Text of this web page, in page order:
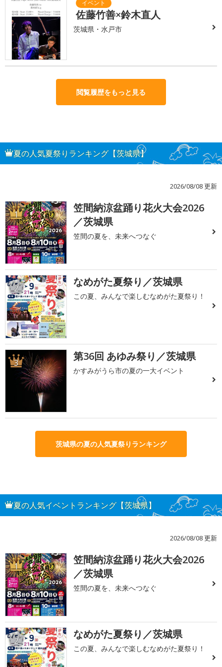
佐藤竹善×鈴木直人
茨城県・水戸市
閲覧履歴をもっと見る
夏の人気夏祭りランキング【茨城県】
2026/08/08 更新
1
笠間納涼盆踊り花火大会2026
／茨城県
笠間の夏を、未来へつなぐ
2 なめがた夏祭り／茨城県
この夏、みんなで楽しむなめがた夏祭り！
3 第36回 あゆみ祭り／茨城県
かすみがうら市の夏の一大イベント
茨城県の夏の人気夏祭りランキング
夏の人気イベントランキング【茨城県】
2026/08/08 更新
1
笠間納涼盆踊り花火大会2026
／茨城県
笠間の夏を、未来へつなぐ
2 なめがた夏祭り／茨城県
この夏、みんなで楽しむなめがた夏祭り！